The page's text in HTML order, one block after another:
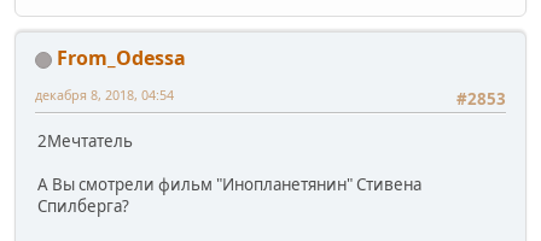
From_Odessa
#2853
декабря 8, 2018, 04:54
2Мечтатель
А Вы смотрели фильм "Инопланетянин" Стивена
Спилберга?